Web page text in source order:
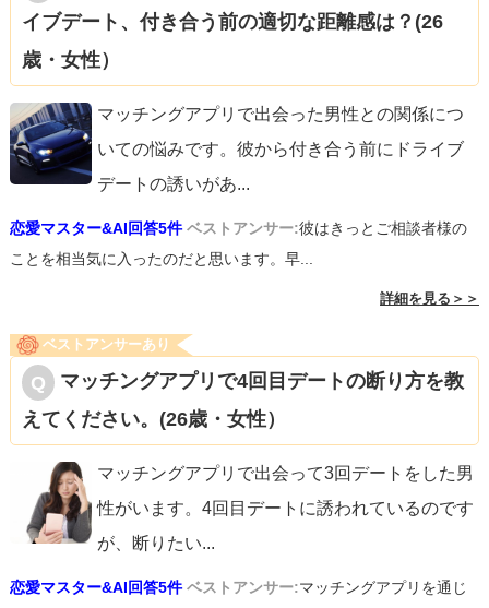
イブデート、付き合う前の適切な距離感は？(26
歳・女性）
マッチングアプリで出会った男性との関係につ
いての悩みです。彼から付き合う前にドライブ
デートの誘いがあ...
恋愛マスター&AI回答5件 ベストアンサー:彼はきっとご相談者様の
ことを相当気に入ったのだと思います。早...
詳細を見る＞＞
ベストアンサーあり
マッチングアプリで4回目デートの断り方を教
えてください。(26歳・女性）
マッチングアプリで出会って3回デートをした男
性がいます。4回目デートに誘われているのです
が、断りたい...
恋愛マスター&AI回答5件 ベストアンサー:マッチングアプリを通じ